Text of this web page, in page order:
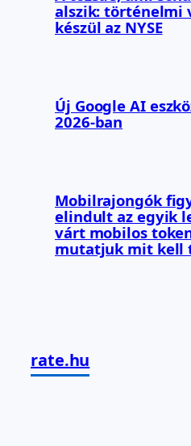
alszik: történelmi
készül az NYSE
Új Google AI
2026-ban
Mobilrajongók
elindult az egyik
várt mobilos
mutatjuk mit kell
rate.hu